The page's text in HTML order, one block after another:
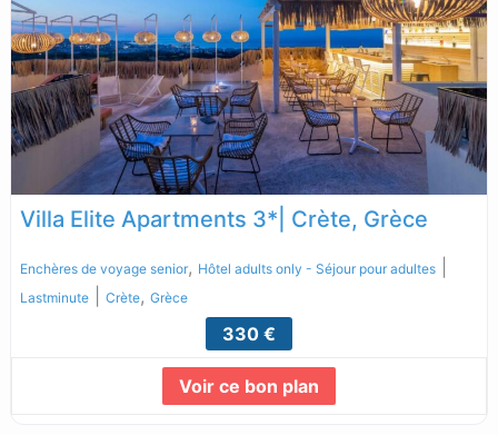
Villa Elite Apartments 3*| Crète, Grèce
Enchères de voyage senior, Hôtel adults only - Séjour pour adultes|
Lastminute| Crète, Grèce
330 €
Voir ce bon plan
Lire la suite...